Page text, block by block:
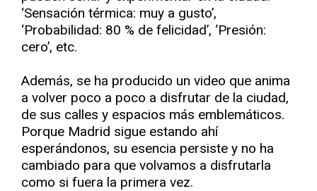
‘Sensación térmica: muy a gusto’,
‘Probabilidad: 80 % de felicidad’, ‘Presión:
cero’, etc.
Además, se ha producido un video que anima
a volver poco a poco a disfrutar de la ciudad,
de sus calles y espacios más emblemáticos.
Porque Madrid sigue estando ahí
esperándonos, su esencia persiste y no ha
cambiado para que volvamos a disfrutarla
como si fuera la primera vez.